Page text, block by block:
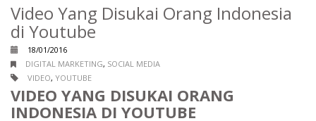
Video Yang Disukai Orang Indonesia
di Youtube
18/01/2016
DIGITAL MARKETING, SOCIAL MEDIA
VIDEO, YOUTUBE
VIDEO YANG DISUKAI ORANG
INDONESIA DI YOUTUBE